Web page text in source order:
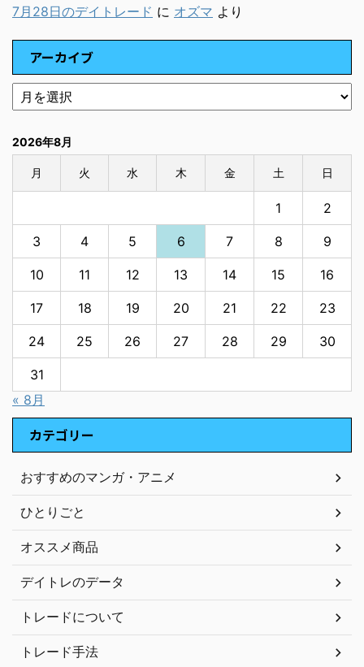
7月28日のデイトレード に オズマ より
アーカイブ
2026年8月
月 火 水 木 金 土 日
1 2
3 4 5 6 7 8 9
10 11 12 13 14 15 16
17 18 19 20 21 22 23
24 25 26 27 28 29 30
31
« 8月
カテゴリー
おすすめのマンガ・アニメ
ひとりごと
オススメ商品
デイトレのデータ
トレードについて
トレード手法